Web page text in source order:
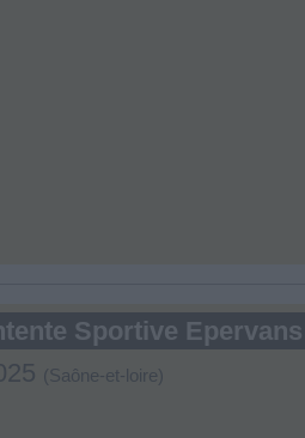
Sportive
(Saône-et-loire)